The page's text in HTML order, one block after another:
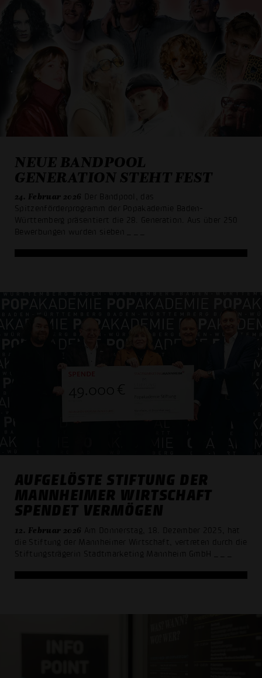
NEUE BANDPOOL
GENERATION STEHT FEST
24. Februar 2026 Der Bandpool, das
Spitzenförderprogramm der Popakademie Baden-
Württemberg präsentiert die 28. Generation. Aus über 250
Bewerbungen wurden sieben
AUFGELÖSTE STIFTUNG DER
MANNHEIMER WIRTSCHAFT
SPENDET VERMÖGEN
12. Februar 2026 Am Donnerstag, 18. Dezember 2025, hat
die Stiftung der Mannheimer Wirtschaft, vertreten durch die
Stiftungsträgerin Stadtmarketing Mannheim GmbH